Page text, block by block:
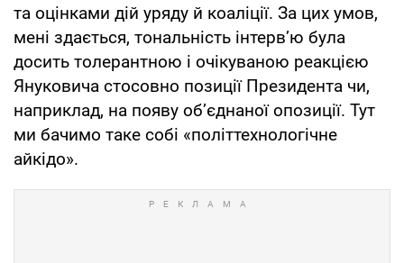
та оцінками дій уряду й коаліції. За цих умов,
мені здається, тональність інтерв’ю була
досить толерантною і очікуваною реакцією
Януковича стосовно позиції Президента чи,
наприклад, на появу об’єднаної опозиції. Тут
ми бачимо таке собі «політтехнологічне
айкідо».